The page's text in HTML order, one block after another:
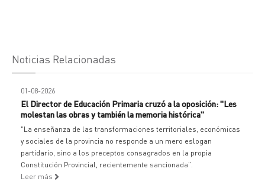
Noticias Relacionadas
01-08-2026
El Director de Educación Primaria cruzó a la oposición: "Les
molestan las obras y también la memoria histórica"
"La enseñanza de las transformaciones territoriales, económicas
y sociales de la provincia no responde a un mero eslogan
partidario, sino a los preceptos consagrados en la propia
Constitución Provincial, recientemente sancionada".
Leer más